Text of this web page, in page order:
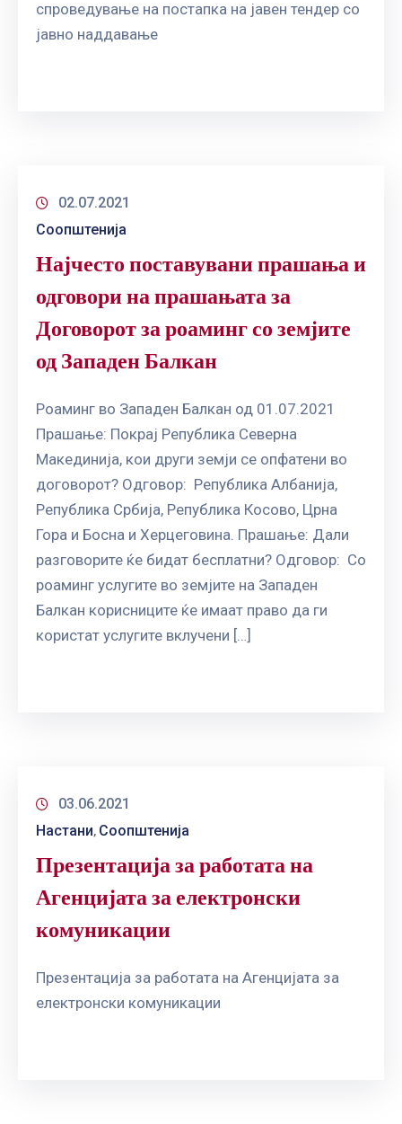
спроведување на постапка на јавен тендер со
јавно наддавање
02.07.2021
Соопштенија
Најчесто поставувани прашања и
одговори на прашањата за
Договорот за роаминг со земјите
од Западен Балкан
Роаминг во Западен Балкан од 01.07.2021
Прашање: Покрај Република Северна
Макединија, кои други земји се опфатени во
договорот? Одговор: Република Албанија,
Република Србија, Република Косово, Црна
Гора и Босна и Херцеговина. Прашање: Дали
разговорите ќе бидат бесплатни? Одговор: Со
роаминг услугите во земјите на Западен
Балкан корисниците ќе имаат право да ги
користат услугите вклучени […]
03.06.2021
Настани‚ Соопштенија
Презентација за работата на
Агенцијата за електронски
комуникации
Презентација за работата на Агенцијата за
електронски комуникации